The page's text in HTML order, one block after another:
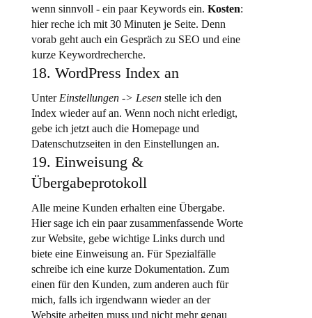
wenn sinnvoll - ein paar Keywords ein. Kosten:
hier reche ich mit 30 Minuten je Seite. Denn
vorab geht auch ein Gespräch zu SEO und eine
kurze Keywordrecherche.
18. WordPress Index an
Unter Einstellungen -> Lesenstelle ich den
Index wieder auf an. Wenn noch nicht erledigt,
gebe ich jetzt auch die Homepage und
Datenschutzseiten in den Einstellungen an.
19. Einweisung &
Übergabeprotokoll
Alle meine Kunden erhalten eine Übergabe.
Hier sage ich ein paar zusammenfassende Worte
zur Website, gebe wichtige Links durch und
biete eine Einweisung an. Für Spezialfälle
schreibe ich eine kurze Dokumentation. Zum
einen für den Kunden, zum anderen auch für
mich, falls ich irgendwann wieder an der
Website arbeiten muss und nicht mehr genau